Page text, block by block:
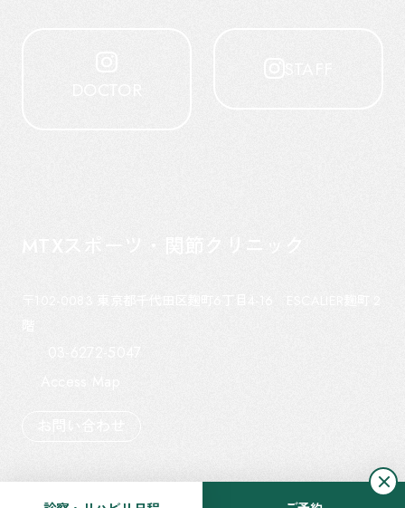
© 2022 - 2026 MTX SPORTS & ARTICULAR CLINIC.